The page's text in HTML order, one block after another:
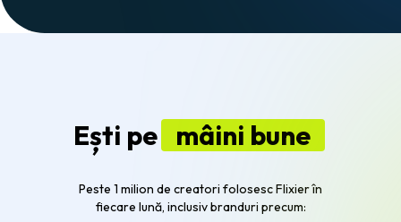
Ești pe mâini bune
Peste 1 milion de creatori folosesc Flixier în
fiecare lună, inclusiv branduri precum: